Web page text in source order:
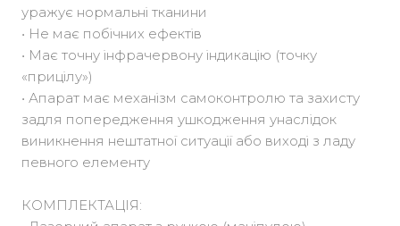
уражує нормальні тканини
• Не має побічних ефектів
• Має точну інфрачервону індикацію (точку
«прицілу»)
• Апарат має механізм самоконтролю та захисту
задля попередження ушкодження унаслідок
виникнення нештатної ситуації або виході з ладу
певного елементу
КОМПЛЕКТАЦІЯ: